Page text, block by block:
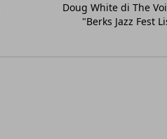
Doug White di The
"Berks Jazz Fest